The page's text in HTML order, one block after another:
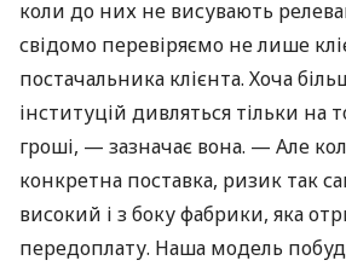
коли до них не висувають
свідомо перевіряємо не лише
постачальника клієнта. Хоча
інституцій дивляться тільки на
гроші, — зазначає вона. — Але
конкретна поставка, ризик так
високий і з боку фабрики, яка
передоплату. Наша модель